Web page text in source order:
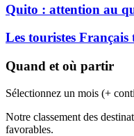
Quito : attention au
Les touristes
Quand et où partir
Sélectionnez un mois (+
Notre classement des
favorables.